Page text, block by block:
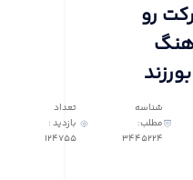
رو
شناسه
مطلب:
3445224
تعداد
بازدید :
124755